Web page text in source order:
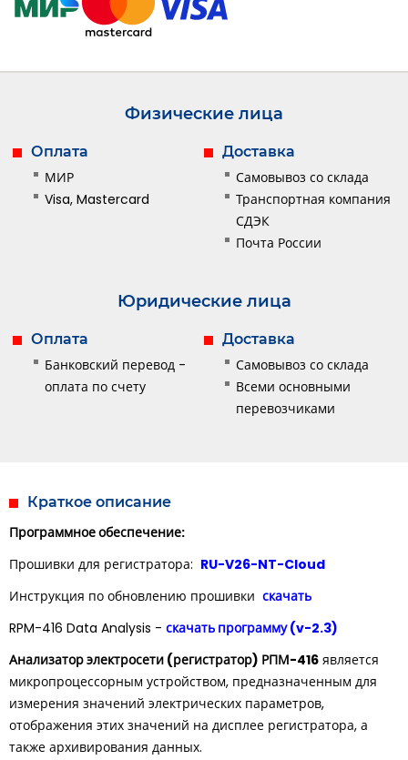
Физические лица
Оплата
МИР
Visa, Mastercard
Доставка
Самовывоз со склада
Транспортная компания
СДЭК
Почта России
Юридические лица
Оплата
Банковский перевод -
оплата по счету
Доставка
Самовывоз со склада
Всеми основными
перевозчиками
Краткое описание
Программное обеспечение:
Прошивки для регистратора: RU-V26-NT-Cloud
Инструкция по обновлению прошивки скачать
RPM-416 Data Analysis - скачать программу (v-2.3)
Анализатор электросети (регистратор) РПМ-416является
микропроцессорным устройством, предназначенным для
измерения значений электрических параметров,
отображения этих значений на дисплее регистратора, а
также архивирования данных.